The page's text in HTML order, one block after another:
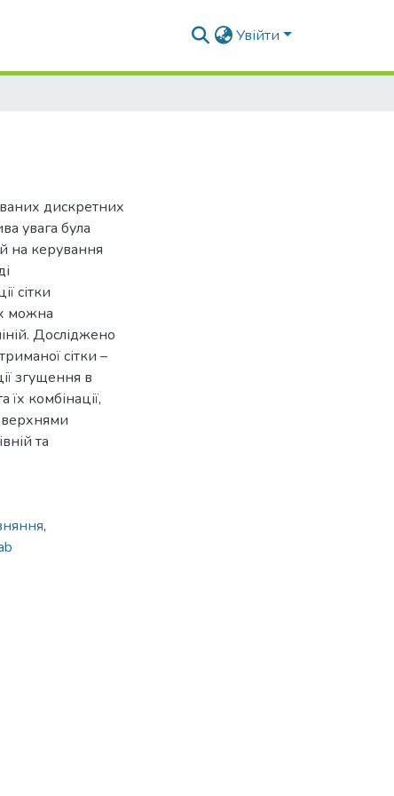
Увійти
дискретних
увага була
на керування
сітки
можна
Досліджено
сітки –
згущення в
комбінації,
та
,